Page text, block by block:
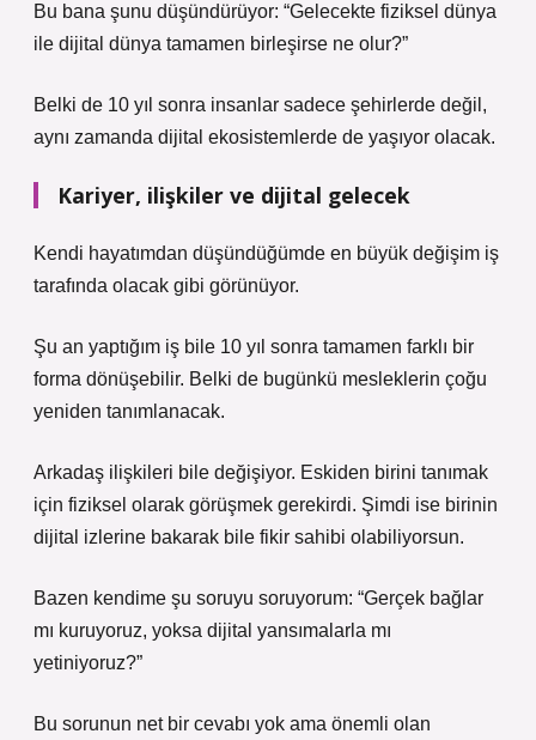
Bu bana şunu düşündürüyor: “Gelecekte fiziksel dünya
ile dijital dünya tamamen birleşirse ne olur?”
Belki de 10 yıl sonra insanlar sadece şehirlerde değil,
aynı zamanda dijital ekosistemlerde de yaşıyor olacak.
Kariyer, ilişkiler ve dijital gelecek
Kendi hayatımdan düşündüğümde en büyük değişim iş
tarafında olacak gibi görünüyor.
Şu an yaptığım iş bile 10 yıl sonra tamamen farklı bir
forma dönüşebilir. Belki de bugünkü mesleklerin çoğu
yeniden tanımlanacak.
Arkadaş ilişkileri bile değişiyor. Eskiden birini tanımak
için fiziksel olarak görüşmek gerekirdi. Şimdi ise birinin
dijital izlerine bakarak bile fikir sahibi olabiliyorsun.
Bazen kendime şu soruyu soruyorum: “Gerçek bağlar
mı kuruyoruz, yoksa dijital yansımalarla mı
yetiniyoruz?”
Bu sorunun net bir cevabı yok ama önemli olan